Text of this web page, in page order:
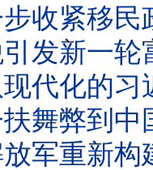
移民政策/王剑
潮/日经亚洲：北戴河
化的习近
舞弊到中
军重新构